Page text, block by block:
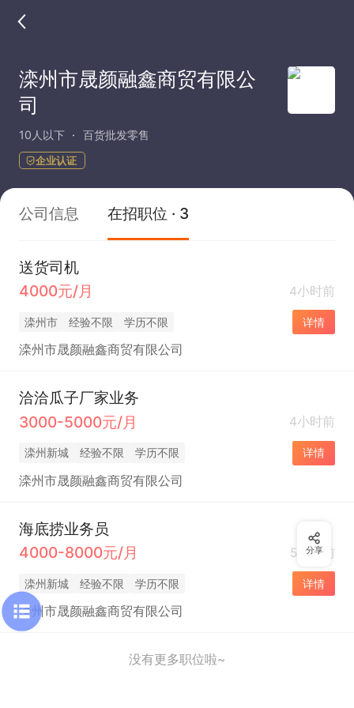
滦州市晟颜融鑫商贸有限公
司
10人以下 百货批发零售
企业认证
公司信息 在招职位 · 3
送货司机
4000元/月
4小时前
滦州市 经验不限 学历不限 详情
滦州市晟颜融鑫商贸有限公司
洽洽瓜子厂家业务
3000-5000元/月
4小时前
滦州新城 经验不限 学历不限 详情
滦州市晟颜融鑫商贸有限公司
海底捞业务员
4000-8000元/月
5小时前
滦州新城 经验不限 学历不限 详情
滦州市晟颜融鑫商贸有限公司
没有更多职位啦~
分享